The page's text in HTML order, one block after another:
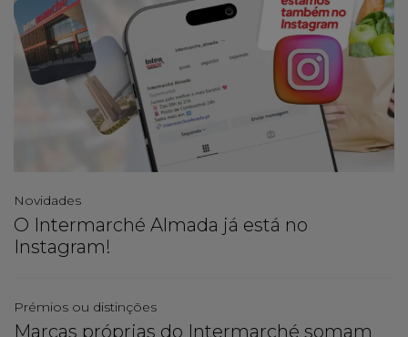
Novidades
O Intermarché Almada já está no
Instagram!
Prémios ou distinções
Marcas próprias do Intermarché somam